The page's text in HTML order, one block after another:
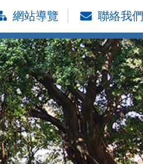
網站導覽 聯絡我們